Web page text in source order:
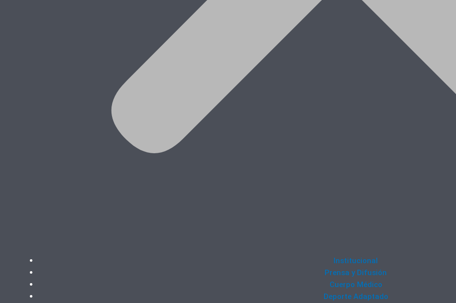
Institucional
Prensa y Difusión
Cuerpo Médico
Deporte Adaptado